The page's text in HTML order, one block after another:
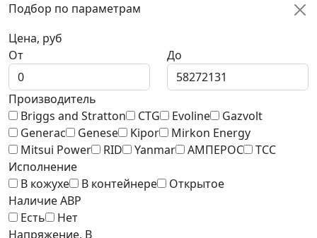
Подбор по параметрам
Цена, руб
От
До
Производитель
Briggs and Stratton
CTG Evoline
Gazvolt
Generac
Genese Kipor
Mirkon Energy
Mitsui Power
RID Yanmar АМПЕРОС
ТСС
Исполнение
В кожухе
В контейнере
Открытое
Наличие АВР
Есть
Нет
Напряжение, В